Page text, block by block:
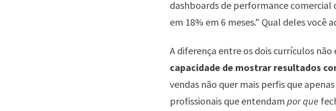
dashboards de performance comercial
em 18% em 6 meses." Qual deles você
A diferença entre os dois currículos
capacidade de mostrar resultados
vendas não quer mais perfis que
profissionais que entendam por que